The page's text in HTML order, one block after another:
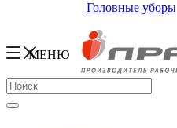
Головные уборы
МЕНЮ